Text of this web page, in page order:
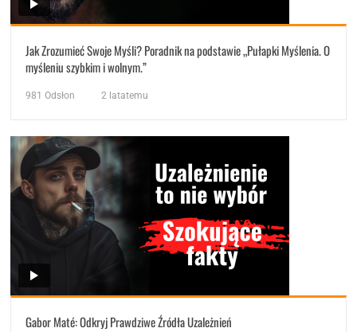
Jak Zrozumieć Swoje Myśli? Poradnik na podstawie „Pułapki Myślenia. O
myśleniu szybkim i wolnym.”
981 Odsłon 2 latatemu
Gabor Maté: Odkryj Prawdziwe Źródła Uzależnień